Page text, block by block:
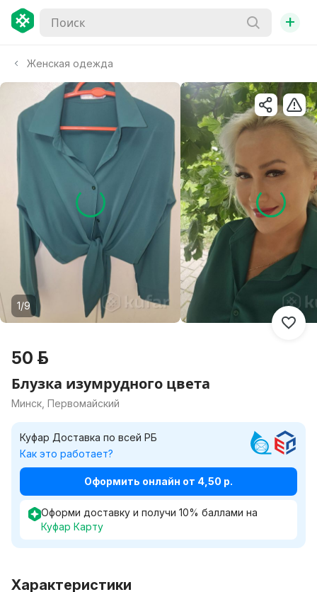
+
Женская одежда
1/9
50 р.
Блузка изумрудного цвета
Минск, Первомайский
Куфар Доставка по всей РБ
Как это работает?
Оформить онлайн от 4,50 р.
Оформи доставку и получи 10% баллами на
Куфар Карту
Характеристики